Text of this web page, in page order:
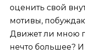
оценить свой
мотивы,
Движет ли мною
нечто большее?